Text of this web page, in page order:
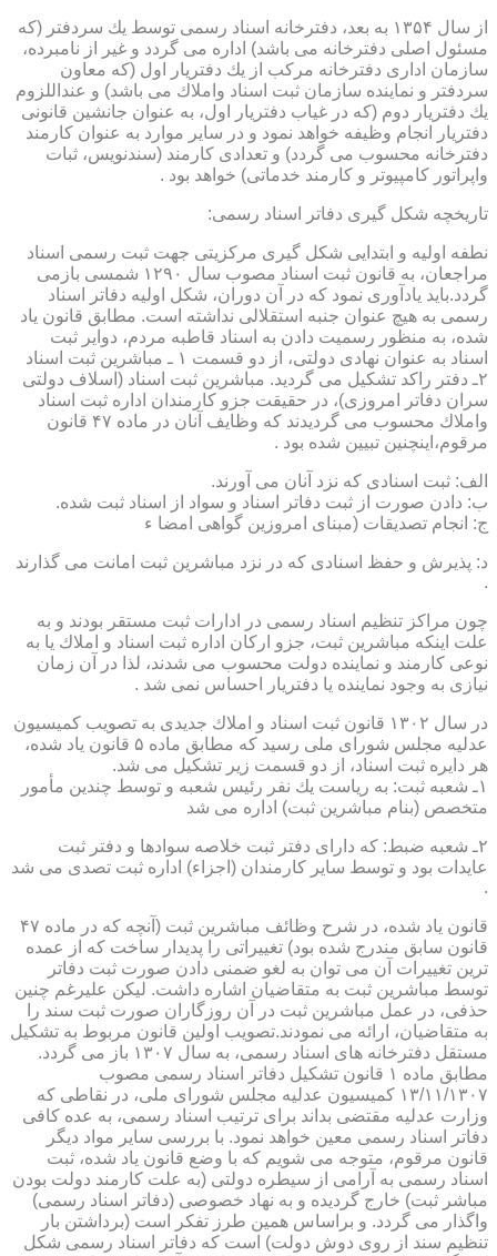
از سال ۱۳۵۴ به بعد، دفترخانه اسناد رسمی توسط یك سردفتر (كه
مسئول اصلی دفترخانه می باشد) اداره می گردد و غیر از نامبرده،
سازمان اداری دفترخانه مركب از یك دفتریار اول (كه معاون
سردفتر و نماینده سازمان ثبت اسناد واملاك می باشد) و عنداللزوم
یك دفتریار دوم (كه در غیاب دفتریار اول، به عنوان جانشین قانونی
دفتریار انجام وظیفه خواهد نمود و در سایر موارد به عنوان كارمند
دفترخانه محسوب می گردد) و تعدادی كارمند (سندنویس، ثبات
واپراتور كامپیوتر و كارمند خدماتی) خواهد بود .
تاریخچه شكل گیری دفاتر اسناد رسمی:
نطفه اولیه و ابتدایی شكل گیری مركزیتی جهت ثبت رسمی اسناد
مراجعان، به قانون ثبت اسناد مصوب سال ۱۲۹۰ شمسی بازمی
گردد.باید یادآوری نمود كه در آن دوران، شكل اولیه دفاتر اسناد
رسمی به هیچ عنوان جنبه استقلالی نداشته است. مطابق قانون یاد
شده، به منظور رسمیت دادن به اسناد قاطبه مردم، دوایر ثبت
اسناد به عنوان نهادی دولتی، از دو قسمت ۱ ـ مباشرین ثبت اسناد
۲ـ دفتر راكد تشكیل می گردید. مباشرین ثبت اسناد (اسلاف دولتی
سران دفاتر امروزی)، در حقیقت جزو كارمندان اداره ثبت اسناد
واملاك محسوب می گردیدند كه وظایف آنان در ماده ۴۷ قانون
مرقوم،اینچنین تبیین شده بود .
الف: ثبت اسنادی كه نزد آنان می آورند.
ب: دادن صورت از ثبت دفاتر اسناد و سواد از اسناد ثبت شده.
ج: انجام تصدیقات (مبنای امروزین گواهی امضا ء
د: پذیرش و حفظ اسنادی كه در نزد مباشرین ثبت امانت می گذارند
.
چون مراكز تنظیم اسناد رسمی در ادارات ثبت مستقر بودند و به
علت اینكه مباشرین ثبت، جزو اركان اداره ثبت اسناد و املاك یا به
نوعی كارمند و نماینده دولت محسوب می شدند، لذا در آن زمان
نیازی به وجود نماینده یا دفتریار احساس نمی شد .
در سال ۱۳۰۲ قانون ثبت اسناد و املاك جدیدی به تصویب كمیسیون
عدلیه مجلس شورای ملی رسید كه مطابق ماده ۵ قانون یاد شده،
هر دایره ثبت اسناد، از دو قسمت زیر تشكیل می شد.
۱ـ شعبه ثبت: به ریاست یك نفر رئیس شعبه و توسط چندین مأمور
متخصص (بنام مباشرین ثبت) اداره می شد
۲ـ شعبه ضبط: كه دارای دفتر ثبت خلاصه سوادها و دفتر ثبت
عایدات بود و توسط سایر كارمندان (اجزاء) اداره ثبت تصدی می شد
.
قانون یاد شده، در شرح وظائف مباشرین ثبت (آنچه كه در ماده ۴۷
قانون سابق مندرج شده بود) تغییراتی را پدیدار ساخت كه از عمده
ترین تغییرات آن می توان به لغو ضمنی دادن صورت ثبت دفاتر
توسط مباشرین ثبت به متقاضیان اشاره داشت. لیكن علیرغم چنین
حذفی، در عمل مباشرین ثبت در آن روزگاران صورت ثبت سند را
به متقاضیان، ارائه می نمودند.تصویب اولین قانون مربوط به تشكیل
مستقل دفترخانه های اسناد رسمی، به سال ۱۳۰۷ باز می گردد.
مطابق ماده ۱ قانون تشكیل دفاتر اسناد رسمی مصوب
۱۳/۱۱/۱۳۰۷ كمیسیون عدلیه مجلس شورای ملی، در نقاطی كه
وزارت عدلیه مقتضی بداند برای ترتیب اسناد رسمی، به عده كافی
دفاتر اسناد رسمی معین خواهد نمود. با بررسی سایر مواد دیگر
قانون مرقوم، متوجه می شویم كه با وضع قانون یاد شده، ثبت
اسناد رسمی به آرامی از سیطره دولتی (به علت كارمند دولت بودن
مباشر ثبت) خارج گردیده و به نهاد خصوصی (دفاتر اسناد رسمی)
واگذار می گردد. و براساس همین طرز تفكر است (برداشتن بار
تنظیم سند از روی دوش دولت) است كه دفاتر اسناد رسمی شكل